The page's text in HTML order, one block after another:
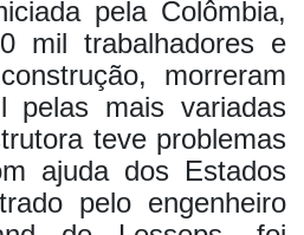
pela Colômbia,
mil trabalhadores e
morreram
pelas mais variadas
teve problemas
ajuda dos Estados
pelo engenheiro